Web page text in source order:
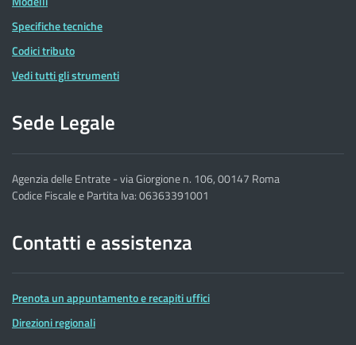
Specifiche tecniche
Codici tributo
Vedi tutti gli strumenti
Sede Legale
Agenzia delle Entrate - via Giorgione n. 106, 00147 Roma
Codice Fiscale e Partita Iva: 06363391001
Contatti e assistenza
Prenota un appuntamento e recapiti uffici
Direzioni regionali